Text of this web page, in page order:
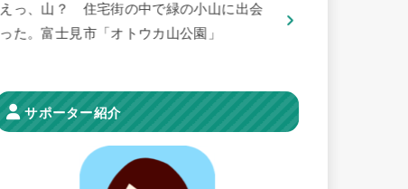
えっ、山？ 住宅街の中で緑の小山に出会
った。富士見市「オトウカ山公園」
サポーター紹介